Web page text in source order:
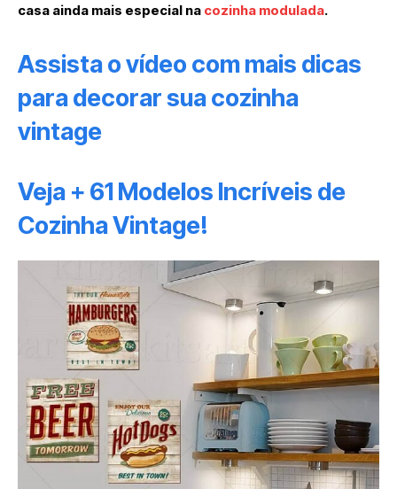
casa ainda mais especial na cozinha modulada.
Assista o vídeo com mais dicas
para decorar sua cozinha
vintage
Veja + 61 Modelos Incríveis de
Cozinha Vintage!